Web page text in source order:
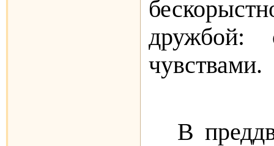
дружбой:
чувствами.
В